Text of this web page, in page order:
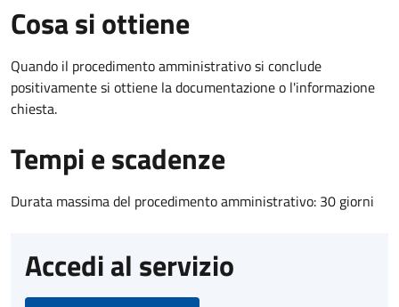
Cosa si ottiene
Quando il procedimento amministrativo si conclude
positivamente si ottiene la documentazione o l'informazione
chiesta.
Tempi e scadenze
Durata massima del procedimento amministrativo: 30 giorni
Accedi al servizio